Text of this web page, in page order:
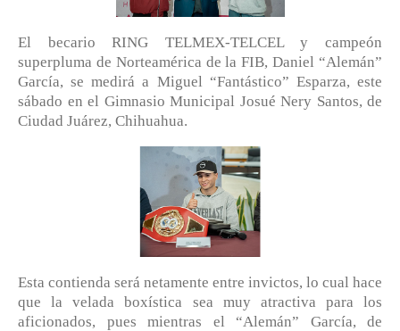
El becario RING TELMEX-TELCEL y campeón
superpluma de Norteamérica de la FIB, Daniel “Alemán”
García, se medirá a Miguel “Fantástico” Esparza, este
sábado en el Gimnasio Municipal Josué Nery Santos, de
Ciudad Juárez, Chihuahua.
Esta contienda será netamente entre invictos, lo cual hace
que la velada boxística sea muy atractiva para los
aficionados, pues mientras el “Alemán” García, de